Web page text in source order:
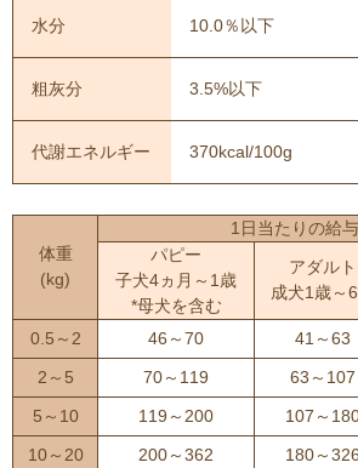
水分 10.0％以下
粗灰分 3.5%以下
代謝エネルギー 370kcal/100g
体重
(kg)
1日当たりの給
パピー
子犬4ヵ月～1歳
*母犬を含む
アダルト
成犬1歳～
0.5～2
46～70 41～63
2～5
70～119 63～107
5～10
119～200 107～
10～20
200～362 180～326